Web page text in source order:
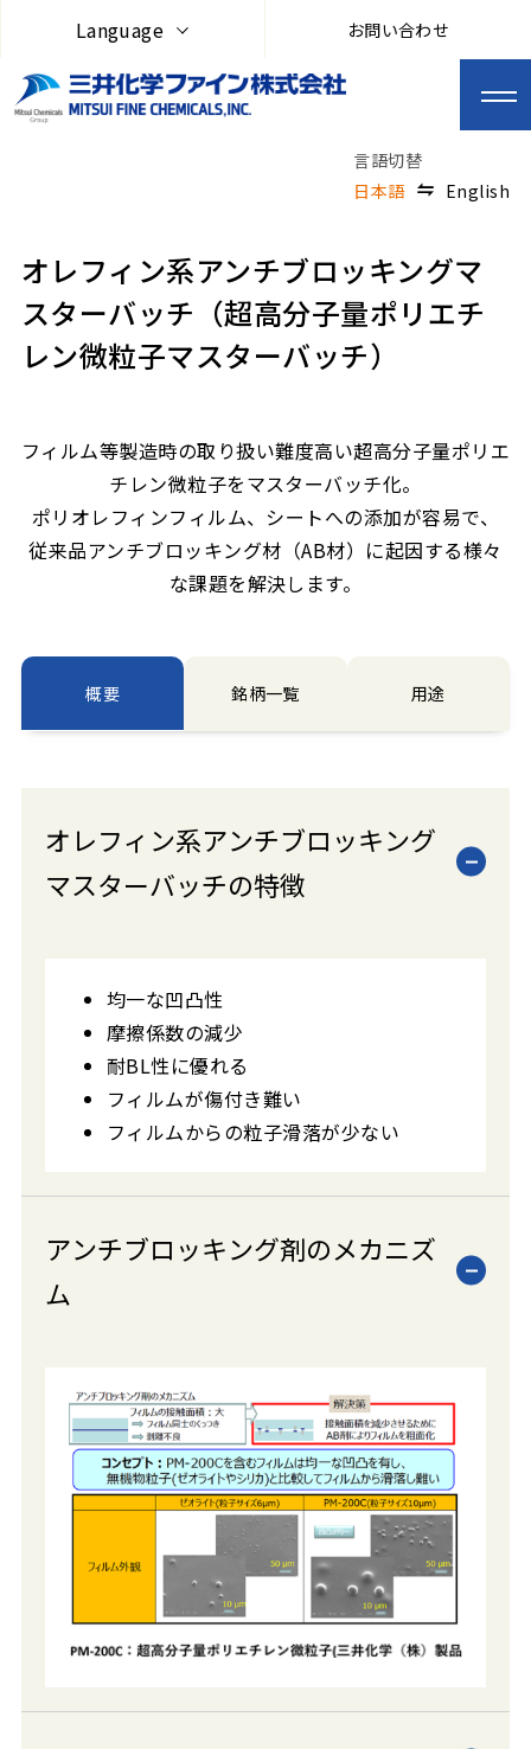
Language お問い合わせ
日本語 English
オレフィン系アンチブロッキングマ
スターバッチ（超高分子量ポリエチ
レン微粒子マスターバッチ）
フィルム等製造時の取り扱い難度高い超高分子量ポリエ
チレン微粒子をマスターバッチ化。
ポリオレフィンフィルム、シートへの添加が容易で、
従来品アンチブロッキング材（AB材）に起因する様々
な課題を解決します。
概要 銘柄一覧 用途
オレフィン系アンチブロッキング
マスターバッチの特徴
均一な凹凸性
摩擦係数の減少
耐BL性に優れる
フィルムが傷付き難い
フィルムからの粒子滑落が少ない
アンチブロッキング剤のメカニズ
ム